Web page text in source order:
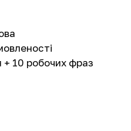
10 робочих фраз